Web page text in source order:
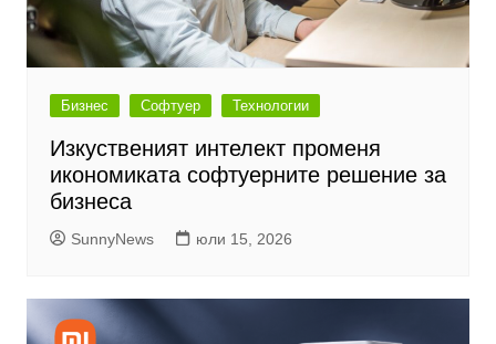
Бизнес Софтуер Технологии
Изкуственият интелект променя
икономиката софтуерните решение за
бизнеса
SunnyNews юли 15, 2026